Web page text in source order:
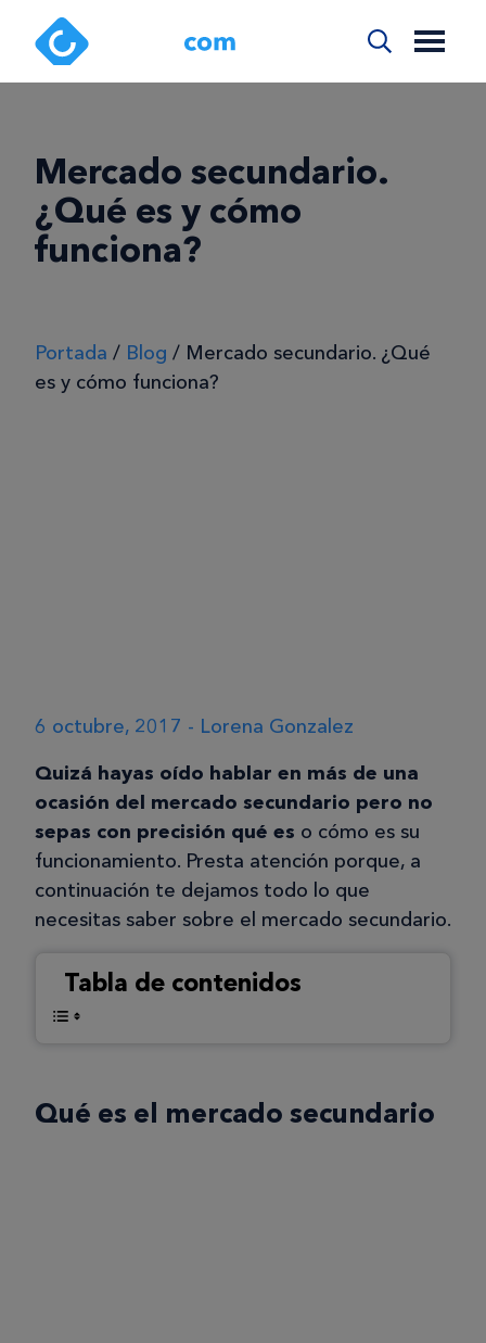
Mercado secundario.
¿Qué es y cómo
funciona?
Portada / Blog / Mercado secundario. ¿Qué
es y cómo funciona?
6 octubre, 2017 - Lorena Gonzalez
Quizá hayas oído hablar en más de una
ocasión del mercado secundario pero no
sepas con precisión qué es o cómo es su
funcionamiento. Presta atención porque, a
continuación te dejamos todo lo que
necesitas saber sobre el mercado secundario.
Tabla de contenidos
Qué es el mercado secundario